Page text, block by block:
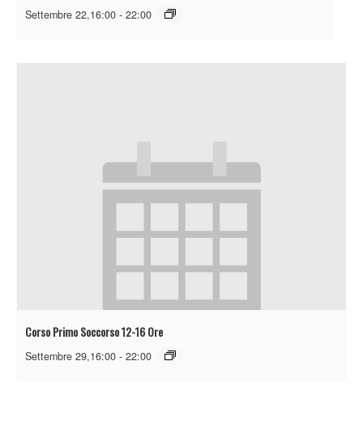
Settembre 22,16:00 - 22:00
Corso Primo Soccorso 12-16 Ore
Settembre 29,16:00 - 22:00